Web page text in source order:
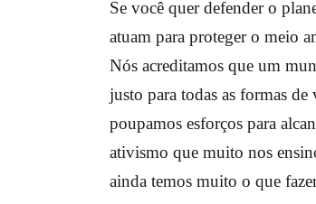
Se você quer defender o
atuam para proteger o meio
Nós acreditamos que um
justo para todas as formas
poupamos esforços para
ativismo que muito nos
ainda temos muito o que